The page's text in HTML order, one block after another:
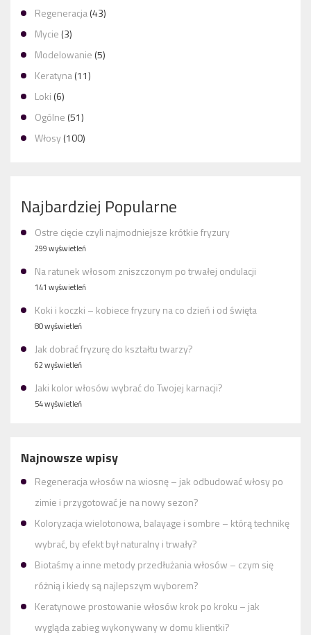
Regeneracja(43)
Mycie (3)
Modelowanie (5)
Keratyna(11)
Loki (6)
Ogólne (51)
Włosy(100)
Najbardziej Popularne
Ostre cięcie czyli najmodniejsze krótkie fryzury
299 wyświetleń
Na ratunek włosom zniszczonym po trwałej ondulacji
141 wyświetleń
Koki i koczki – kobiece fryzury na co dzień i od święta
80 wyświetleń
Jak dobrać fryzurę do kształtu twarzy?
62 wyświetleń
Jaki kolor włosów wybrać do Twojej karnacji?
54 wyświetleń
Najnowsze wpisy
Regeneracja włosów na wiosnę – jak odbudować włosy po
zimie i przygotować je na nowy sezon?
Koloryzacja wielotonowa, balayage i sombre – którą technikę
wybrać, by efekt był naturalny i trwały?
Biotaśmy a inne metody przedłużania włosów – czym się
różnią i kiedy są najlepszym wyborem?
Keratynowe prostowanie włosów krok po kroku – jak
wygląda zabieg wykonywany w domu klientki?